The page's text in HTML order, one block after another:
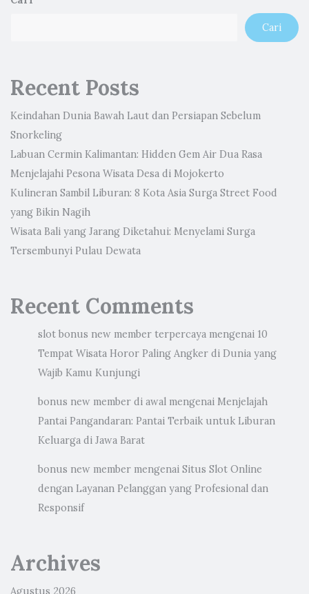
Cari
Recent Posts
Keindahan Dunia Bawah Laut dan Persiapan Sebelum
Snorkeling
Labuan Cermin Kalimantan: Hidden Gem Air Dua Rasa
Menjelajahi Pesona Wisata Desa di Mojokerto
Kulineran Sambil Liburan: 8 Kota Asia Surga Street Food
yang Bikin Nagih
Wisata Bali yang Jarang Diketahui: Menyelami Surga
Tersembunyi Pulau Dewata
Recent Comments
slot bonus new member terpercaya mengenai 10
Tempat Wisata Horor Paling Angker di Dunia yang
Wajib Kamu Kunjungi
bonus new member di awal mengenai Menjelajah
Pantai Pangandaran: Pantai Terbaik untuk Liburan
Keluarga di Jawa Barat
bonus new member mengenai Situs Slot Online
dengan Layanan Pelanggan yang Profesional dan
Responsif
Archives
Agustus 2026